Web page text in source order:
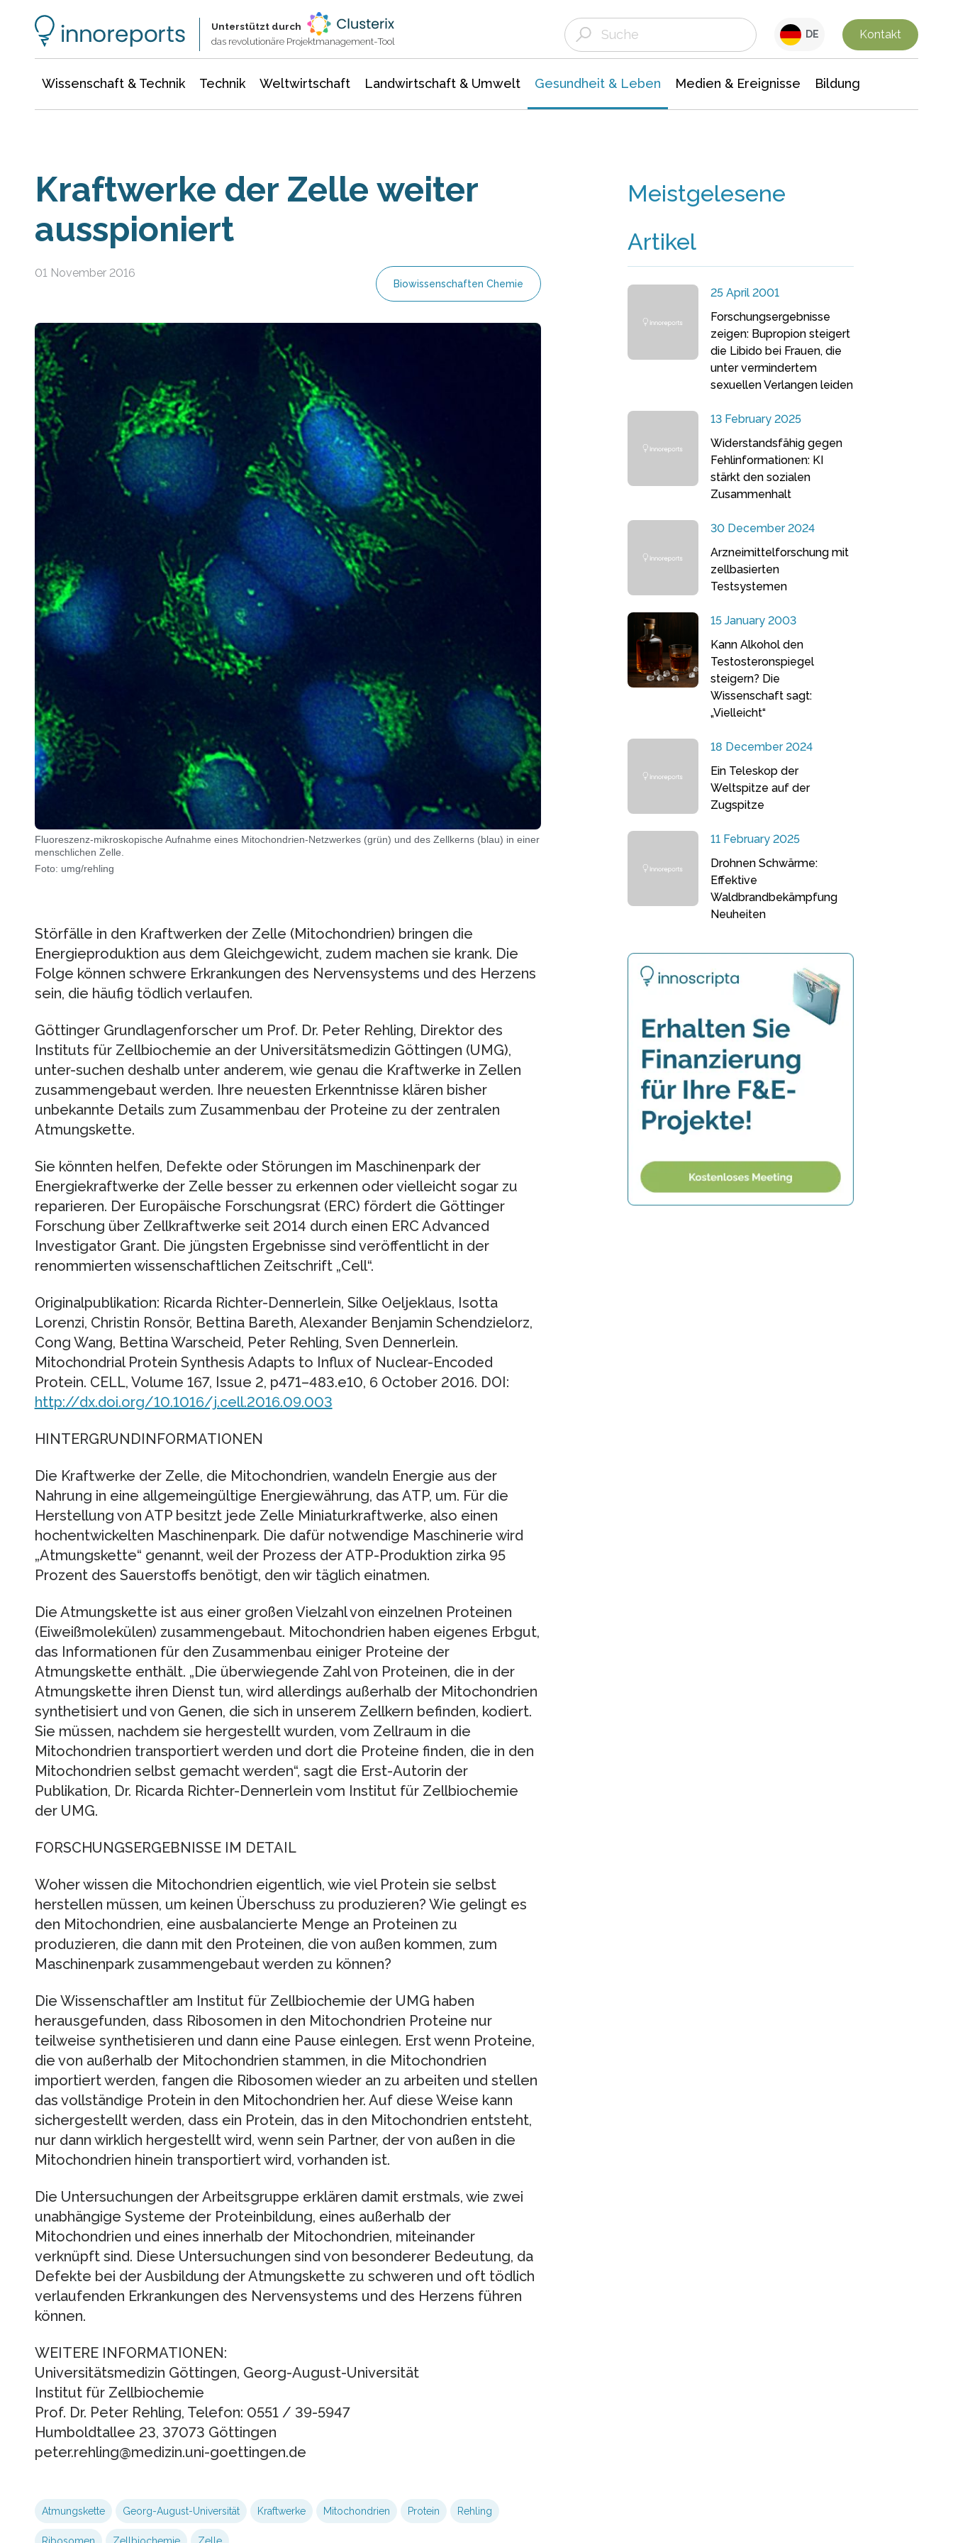
Unterstützt durch
das revolutionäre Projektmanagement-Tool
DE Kontakt
Wissenschaft & Technik Technik Weltwirtschaft Landwirtschaft & Umwelt Gesundheit & Leben Medien & Ereignisse Bildung
Kraftwerke der Zelle weiter
ausspioniert
01 November 2016
Biowissenschaften Chemie
Fluoreszenz-mikroskopische Aufnahme eines Mitochondrien-Netzwerkes (grün) und des Zellkerns (blau) in einer
menschlichen Zelle.
Foto: umg/rehling
Störfälle in den Kraftwerken der Zelle (Mitochondrien) bringen die
Energieproduktion aus dem Gleichgewicht, zudem machen sie krank. Die
Folge können schwere Erkrankungen des Nervensystems und des Herzens
sein, die häufig tödlich verlaufen.
Göttinger Grundlagenforscher um Prof. Dr. Peter Rehling, Direktor des
Instituts für Zellbiochemie an der Universitätsmedizin Göttingen (UMG),
unter-suchen deshalb unter anderem, wie genau die Kraftwerke in Zellen
zusammengebaut werden. Ihre neuesten Erkenntnisse klären bisher
unbekannte Details zum Zusammenbau der Proteine zu der zentralen
Atmungskette.
Sie könnten helfen, Defekte oder Störungen im Maschinenpark der
Energiekraftwerke der Zelle besser zu erkennen oder vielleicht sogar zu
reparieren. Der Europäische Forschungsrat (ERC) fördert die Göttinger
Forschung über Zellkraftwerke seit 2014 durch einen ERC Advanced
Investigator Grant. Die jüngsten Ergebnisse sind veröffentlicht in der
renommierten wissenschaftlichen Zeitschrift „Cell“.
Originalpublikation: Ricarda Richter-Dennerlein, Silke Oeljeklaus, Isotta
Lorenzi, Christin Ronsör, Bettina Bareth, Alexander Benjamin Schendzielorz,
Cong Wang, Bettina Warscheid, Peter Rehling, Sven Dennerlein.
Mitochondrial Protein Synthesis Adapts to Influx of Nuclear-Encoded
Protein. CELL, Volume 167, Issue 2, p471–483.e10, 6 October 2016. DOI:
http://dx.doi.org/10.1016/j.cell.2016.09.003
HINTERGRUNDINFORMATIONEN
Die Kraftwerke der Zelle, die Mitochondrien, wandeln Energie aus der
Nahrung in eine allgemeingültige Energiewährung, das ATP, um. Für die
Herstellung von ATP besitzt jede Zelle Miniaturkraftwerke, also einen
hochentwickelten Maschinenpark. Die dafür notwendige Maschinerie wird
„Atmungskette“ genannt, weil der Prozess der ATP-Produktion zirka 95
Prozent des Sauerstoffs benötigt, den wir täglich einatmen.
Die Atmungskette ist aus einer großen Vielzahl von einzelnen Proteinen
(Eiweißmolekülen) zusammengebaut. Mitochondrien haben eigenes Erbgut,
das Informationen für den Zusammenbau einiger Proteine der
Atmungskette enthält. „Die überwiegende Zahl von Proteinen, die in der
Atmungskette ihren Dienst tun, wird allerdings außerhalb der Mitochondrien
synthetisiert und von Genen, die sich in unserem Zellkern befinden, kodiert.
Sie müssen, nachdem sie hergestellt wurden, vom Zellraum in die
Mitochondrien transportiert werden und dort die Proteine finden, die in den
Mitochondrien selbst gemacht werden“, sagt die Erst-Autorin der
Publikation, Dr. Ricarda Richter-Dennerlein vom Institut für Zellbiochemie
der UMG.
FORSCHUNGSERGEBNISSE IM DETAIL
Woher wissen die Mitochondrien eigentlich, wie viel Protein sie selbst
herstellen müssen, um keinen Überschuss zu produzieren? Wie gelingt es
den Mitochondrien, eine ausbalancierte Menge an Proteinen zu
produzieren, die dann mit den Proteinen, die von außen kommen, zum
Maschinenpark zusammengebaut werden zu können?
Die Wissenschaftler am Institut für Zellbiochemie der UMG haben
herausgefunden, dass Ribosomen in den Mitochondrien Proteine nur
teilweise synthetisieren und dann eine Pause einlegen. Erst wenn Proteine,
die von außerhalb der Mitochondrien stammen, in die Mitochondrien
importiert werden, fangen die Ribosomen wieder an zu arbeiten und stellen
das vollständige Protein in den Mitochondrien her. Auf diese Weise kann
sichergestellt werden, dass ein Protein, das in den Mitochondrien entsteht,
nur dann wirklich hergestellt wird, wenn sein Partner, der von außen in die
Mitochondrien hinein transportiert wird, vorhanden ist.
Die Untersuchungen der Arbeitsgruppe erklären damit erstmals, wie zwei
unabhängige Systeme der Proteinbildung, eines außerhalb der
Mitochondrien und eines innerhalb der Mitochondrien, miteinander
verknüpft sind. Diese Untersuchungen sind von besonderer Bedeutung, da
Defekte bei der Ausbildung der Atmungskette zu schweren und oft tödlich
verlaufenden Erkrankungen des Nervensystems und des Herzens führen
können.
WEITERE INFORMATIONEN:
Universitätsmedizin Göttingen, Georg-August-Universität
Institut für Zellbiochemie
Prof. Dr. Peter Rehling, Telefon: 0551 / 39-5947
Humboldtallee 23, 37073 Göttingen
peter.rehling@medizin.uni-goettingen.de
Atmungskette Georg-August-Universität Kraftwerke Mitochondrien Protein Rehling
Meistgelesene
Artikel
25 April 2001
Forschungsergebnisse
zeigen: Bupropion steigert
die Libido bei Frauen, die
unter vermindertem
sexuellen Verlangen leiden
13 February 2025
Widerstandsfähig gegen
Fehlinformationen: KI
stärkt den sozialen
Zusammenhalt
30 December 2024
Arzneimittelforschung mit
zellbasierten
Testsystemen
15 January 2003
Kann Alkohol den
Testosteronspiegel
steigern? Die
Wissenschaft sagt:
„Vielleicht“
18 December 2024
Ein Teleskop der
Weltspitze auf der
Zugspitze
11 February 2025
Drohnen Schwärme:
Effektive
Waldbrandbekämpfung
Neuheiten